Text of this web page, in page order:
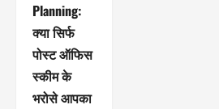
Planning:
क्या सिर्फ
पोस्ट ऑफिस
स्कीम के
भरोसे आपका